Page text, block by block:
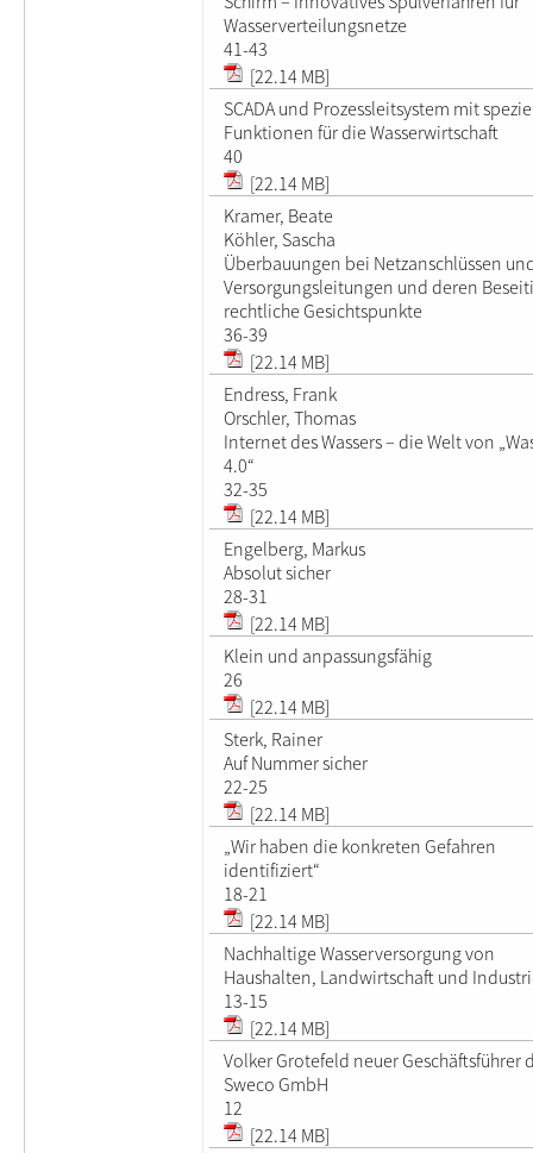
Wasserverteilungsnetze
41-43
[22.14 MB]
SCADA und Prozessleitsystem mit
Funktionen für die Wasserwirtschaft
40
[22.14 MB]
Kramer, Beate
Köhler, Sascha
Überbauungen bei Netzanschlüssen
Versorgungsleitungen und deren
rechtliche Gesichtspunkte
36-39
[22.14 MB]
Endress, Frank
Orschler, Thomas
Internet des Wassers – die Welt von
4.0“
32-35
[22.14 MB]
Engelberg, Markus
Absolut sicher
28-31
[22.14 MB]
Klein und anpassungsfähig
26
[22.14 MB]
Sterk, Rainer
Auf Nummer sicher
22-25
[22.14 MB]
„Wir haben die konkreten Gefahren
identifiziert“
18-21
[22.14 MB]
Nachhaltige Wasserversorgung von
Haushalten, Landwirtschaft und
13-15
[22.14 MB]
Volker Grotefeld neuer Geschäftsführer
Sweco GmbH
12
[22.14 MB]